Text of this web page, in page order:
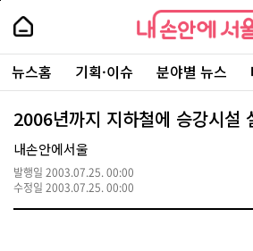
본
로
가
내
손
안
에
서
울
-
서
울
시
대
표
소
내
손
에
울
주
요
서
뉴스홈 기획·이슈 분야별 뉴스
2006년까지 지하철에 승강시설
내손안에서울
발행일 2003.07.25. 00:00
수정일 2003.07.25. 00:00
페
상
단
로